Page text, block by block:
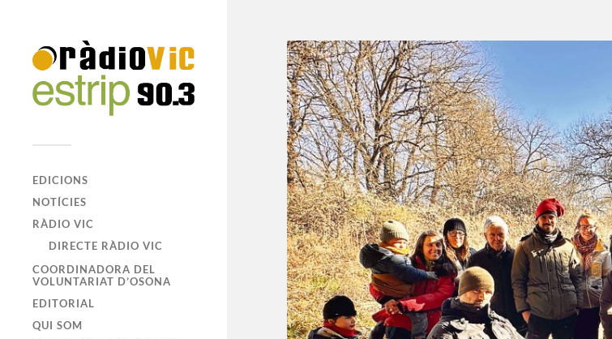
EDICIONS
NOTÍCIES
RÀDIO VIC
DIRECTE RÀDIO VIC
COORDINADORA DEL
VOLUNTARIAT D’OSONA
EDITORIAL
QUI SOM